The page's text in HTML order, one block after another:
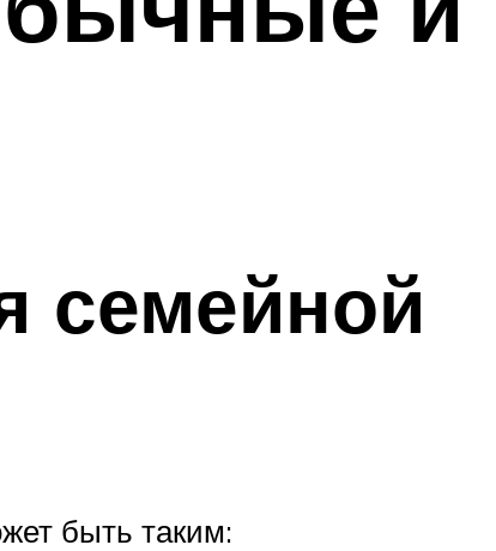
семейной
быть таким: